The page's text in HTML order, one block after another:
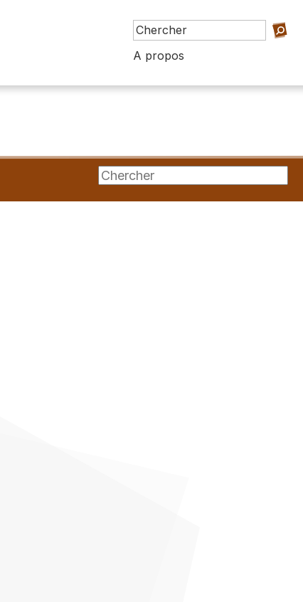
A propos